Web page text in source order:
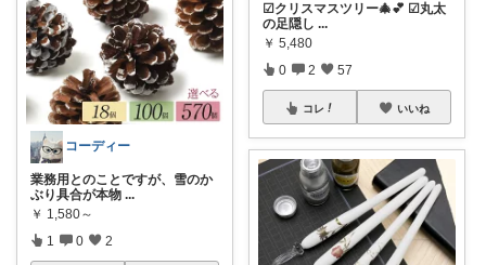
コーディー
業務用とのことですが、雪のか
ぶり具合が本物 ...
￥ 1,580～
1 0 2
☑︎クリスマスツリー🎄💕 ☑︎丸太
の足隠し ...
￥ 5,480
0 2 57
コレ いいね